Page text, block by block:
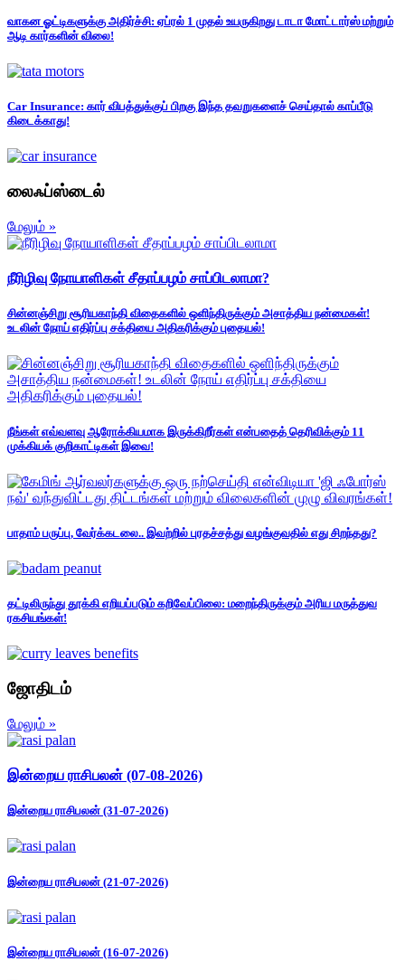
வாகன ஓட்டிகளுக்கு அதிர்ச்சி: ஏப்ரல் 1 முதல் உயருகிறது டாடா மோட்டார்ஸ் மற்றும்
ஆடி கார்களின் விலை!
Car Insurance: கார் விபத்துக்குப் பிறகு இந்த தவறுகளைச் செய்தால் காப்பீடு
கிடைக்காது!
லைஃப்ஸ்டைல்
மேலும் »
நீரிழிவு நோயாளிகள் சீதாப்பழம் சாப்பிடலாமா?
சின்னஞ்சிறு சூரியகாந்தி விதைகளில் ஒளிந்திருக்கும் அசாத்திய நன்மைகள்!
உடலின் நோய் எதிர்ப்பு சக்தியை அதிகரிக்கும் புதையல்!
நீங்கள் எவ்வளவு ஆரோக்கியமாக இருக்கிறீர்கள் என்பதைத் தெரிவிக்கும் 11
முக்கியக் குறிகாட்டிகள் இவை!
பாதாம் பருப்பு, வேர்க்கடலை.. இவற்றில் புரதச்சத்து வழங்குவதில் எது சிறந்தது?
தட்டிலிருந்து தூக்கி எறியப்படும் கறிவேப்பிலை: மறைந்திருக்கும் அரிய மருத்துவ
ரகசியங்கள்!
ஜோதிடம்
மேலும் »
இன்றைய ராசிபலன் (07-08-2026)
இன்றைய ராசிபலன் (31-07-2026)
இன்றைய ராசிபலன் (21-07-2026)
இன்றைய ராசிபலன் (16-07-2026)